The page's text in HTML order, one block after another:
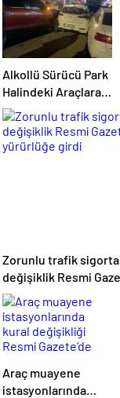
Alkollü Sürücü Park
Halindeki Araçlara
Çarptı
Zorunlu trafik
değişiklik Resmi
yürürlüğe girdi
Araç muayene
istasyonlarında